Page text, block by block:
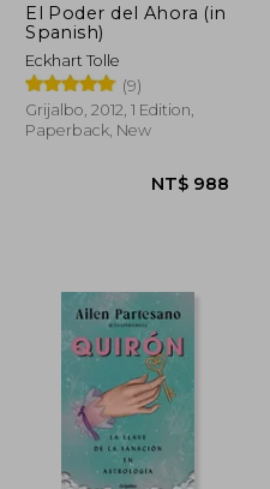
El Poder del Ahora (in
Spanish)
Eckhart Tolle
(9)
Grijalbo, 2012, 1 Edition,
Paperback, New